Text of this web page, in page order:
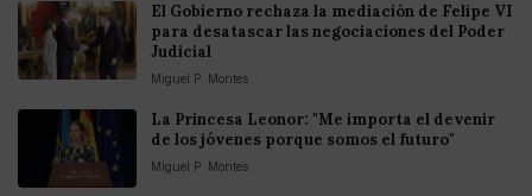
El Gobierno rechaza la mediación de Felipe VI
para desatascar las negociaciones del Poder
Judicial
Miguel P. Montes
La Princesa Leonor: "Me importa el devenir
de los jóvenes porque somos el futuro"
Miguel P. Montes